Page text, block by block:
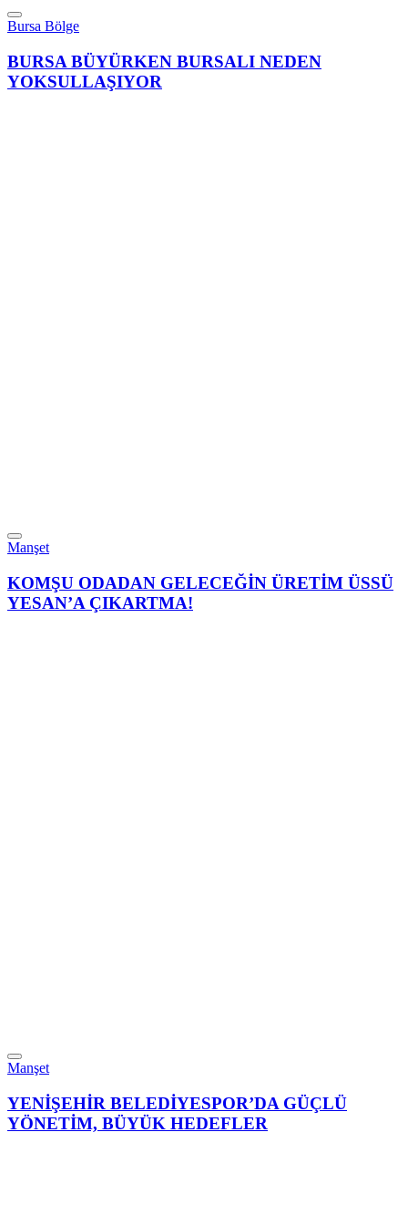
Bursa Bölge
BURSA BÜYÜRKEN BURSALI NEDEN
YOKSULLAŞIYOR
Manşet
KOMŞU ODADAN GELECEĞİN ÜRETİM ÜSSÜ
YESAN’A ÇIKARTMA!
Manşet
YENİŞEHİR BELEDİYESPOR’DA GÜÇLÜ
YÖNETİM, BÜYÜK HEDEFLER